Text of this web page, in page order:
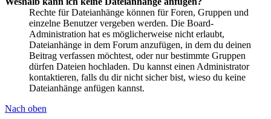
Rechte für Dateianhänge können für Foren, Gruppen und
einzelne Benutzer vergeben werden. Die Board-
Administration hat es möglicherweise nicht erlaubt,
Dateianhänge in dem Forum anzufügen, in dem du deinen
Beitrag verfassen möchtest, oder nur bestimmte Gruppen
dürfen Dateien hochladen. Du kannst einen Administrator
kontaktieren, falls du dir nicht sicher bist, wieso du keine
Dateianhänge anfügen kannst.
Nach oben